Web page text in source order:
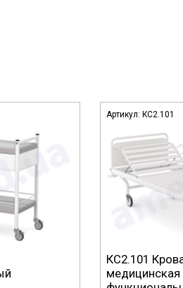
Артикул:КС2.101
КС2.101
медицинская